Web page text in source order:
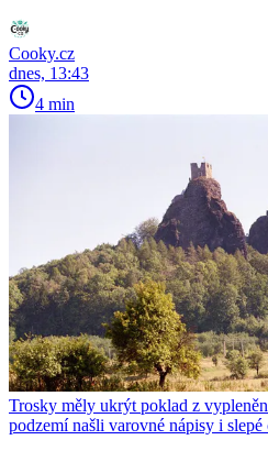
Cooky.cz
dnes, 13:43
4 min
Trosky měly ukrýt poklad z
podzemí našli varovné nápisy i slepé